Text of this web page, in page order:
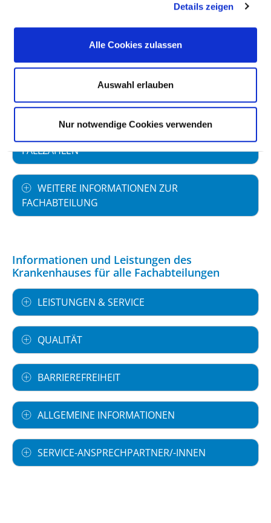
Details zeigen
Alle Cookies zulassen
Auswahl erlauben
Nur notwendige Cookies verwenden
PERSONELLE AUSSTATTUNG
FACHEXPERTISE UND WEITERBILDUNG
FALLZAHLEN
WEITERE INFORMATIONEN ZUR
FACHABTEILUNG
Informationen und Leistungen des
Krankenhauses für alle Fachabteilungen
LEISTUNGEN & SERVICE
QUALITÄT
BARRIEREFREIHEIT
ALLGEMEINE INFORMATIONEN
SERVICE-ANSPRECHPARTNER/-INNEN